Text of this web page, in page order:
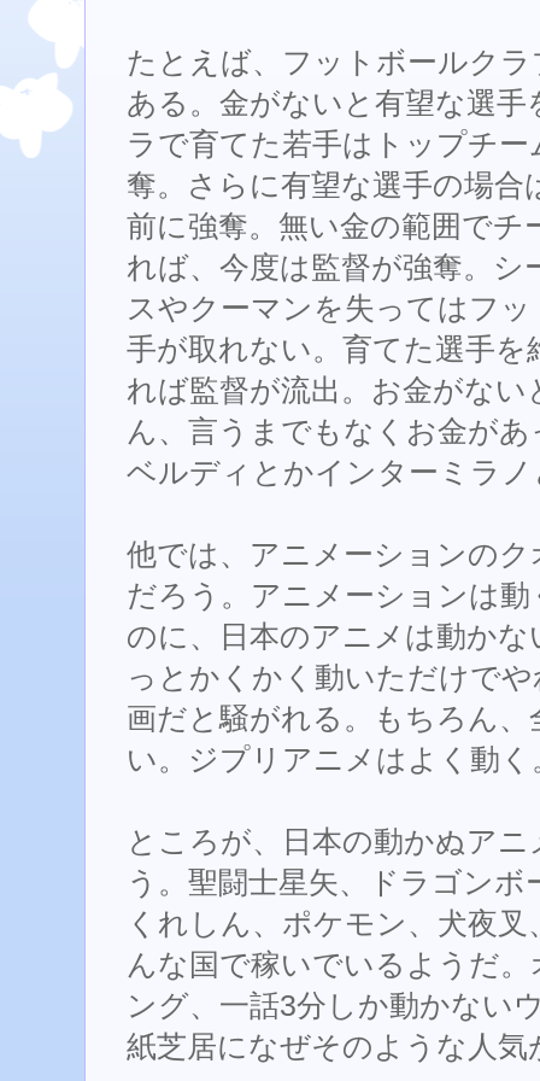
たとえば、フットボールク
ある。金がないと有望な選
ラで育てた若手はトップチ
奪。さらに有望な選手の場
前に強奪。無い金の範囲でチ
れば、今度は監督が強奪。
スやクーマンを失ってはフ
手が取れない。育てた選手を
れば監督が流出。お金がな
ん、言うまでもなくお金が
ベルディとかインターミラノ
他では、アニメーションの
だろう。アニメーションは
のに、日本のアニメは動か
っとかくかく動いただけで
画だと騒がれる。もちろん
い。ジプリアニメはよく動
ところが、日本の動かぬア
う。聖闘士星矢、ドラゴン
くれしん、ポケモン、犬夜
んな国で稼いでいるようだ
ング、一話3分しか動かない
紙芝居になぜそのような人気